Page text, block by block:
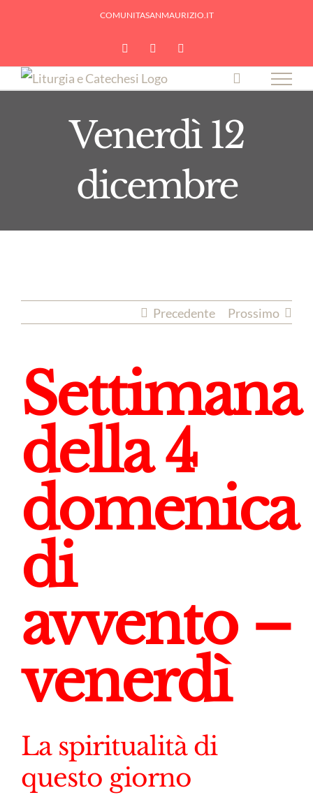
COMUNITASANMAURIZIO.IT
YouTubeFacebook
Venerdì 12
dicembre
Precedente Prossimo
Settimana
della 4
domenica
di
avvento –
venerdì
La spiritualità di
questo giorno